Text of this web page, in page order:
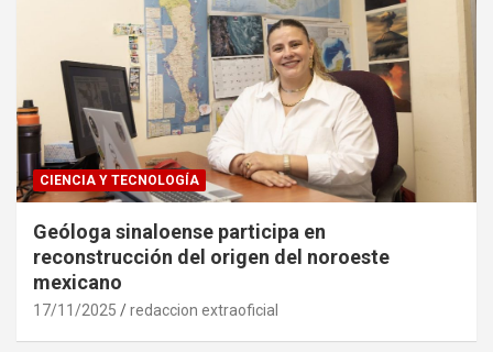
CIENCIA Y TECNOLOGÍA
Geóloga sinaloense participa en
reconstrucción del origen del noroeste
mexicano
17/11/2025 redaccion extraoficial